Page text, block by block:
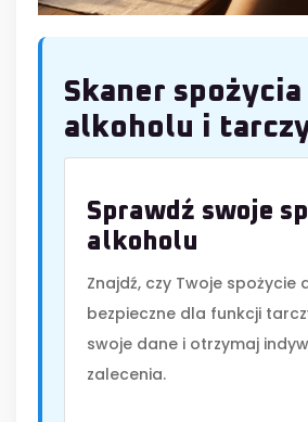
Skaner spożycia
alkoholu i
Sprawdź swoje
alkoholu
Znajdź, czy Twoje spożycie
bezpieczne dla funkcji
swoje dane i otrzymaj
zalecenia.